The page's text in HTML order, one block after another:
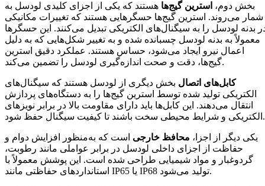
بخش دوم، استرین گیج‌ها هستند که یکی از اجزای کلیدی لودسل به
شمار می‌روند. استرین گیج‌ها حسگرهایی هستند که تغییرات مکانیکی
بدنه لودسل را به سیگنال‌های الکتریکی تبدیل می‌کنند. این حسگرها
معمولاً به بدنه لودسل چسبانده شده و به تغییر شکل‌هایی که به دلیل
اعمال نیرو ایجاد می‌شود، حساس هستند. عملکرد دقیق استرین
گیج‌ها، دقت و صحت اندازه‌گیری لودسل را تضمین می‌کند.
کابل‌های اتصال بخش دیگری از لودسل هستند که سیگنال‌های
الکتریکی تولید شده توسط استرین گیج‌ها را به دستگاه‌های پردازش
انتقال می‌دهند. این کابل‌ها باید دارای مقاومت بالا در برابر نویزهای
الکتریکی و شرایط محیطی سخت باشند تا کیفیت سیگنال حفظ شود.
یکی دیگر از اجزا، محافظ خارجی است که به‌منظور افزایش دوام و
حفاظت از اجزای داخلی لودسل در برابر عواملی مانند رطوبت،
گردوغبار و مواد شیمیایی طراحی شده است. این پوشش معمولاً با
استانداردهای حفاظتی مانند IP65 یا IP68 تولید می‌شود.